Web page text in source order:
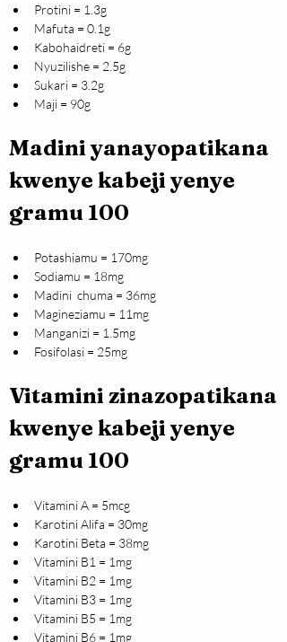
Protini = 1.3g
Mafuta = 0.1g
Kabohaidreti = 6g
Nyuzilishe = 2.5g
Sukari = 3.2g
Maji = 90g
Madini yanayopatikana
kwenye kabeji yenye
gramu 100
Potashiamu = 170mg
Sodiamu = 18mg
Madini  chuma = 36mg
Magineziamu = 11mg
Manganizi = 1.5mg
Fosifolasi = 25mg
Vitamini zinazopatikana
kwenye kabeji yenye
gramu 100
Vitamini A = 5mcg
Karotini Alifa = 30mg
Karotini Beta = 38mg
Vitamini B1 = 1mg
Vitamini B2 = 1mg
Vitamini B3 = 1mg
Vitamini B5 = 1mg
Vitamini B6 = 1mg